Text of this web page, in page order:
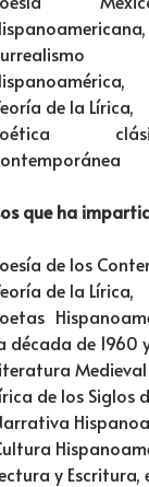
de la Lírica,
que ha
de los
de la Lírica,
década de 1960
Medieval
de los Siglos
y Escritura,